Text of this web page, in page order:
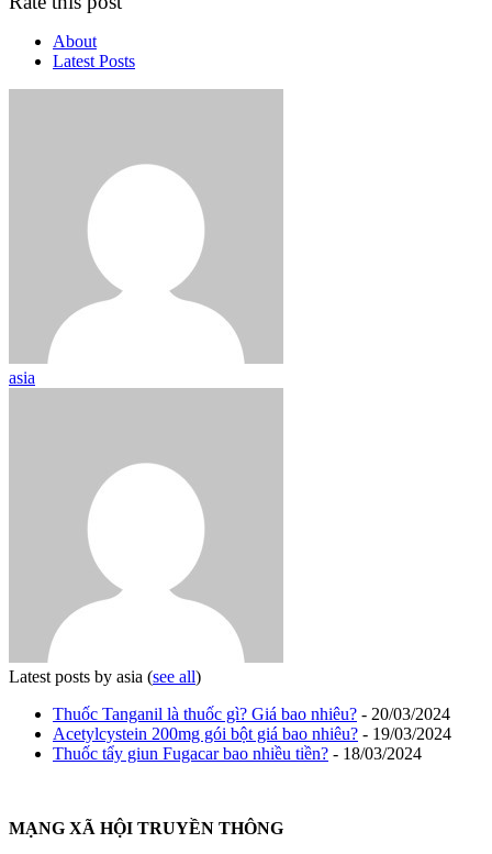
About
Latest Posts
asia
Latest posts by asia (see all)
Thuốc Tanganil là thuốc gì? Giá bao nhiêu? - 20/03/2024
Acetylcystein 200mg gói bột giá bao nhiêu? - 19/03/2024
Thuốc tẩy giun Fugacar bao nhiều tiền? - 18/03/2024
MẠNG XÃ HỘI TRUYỀN THÔNG